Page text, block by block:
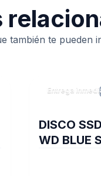
cantidad
también te pueden
Entrega
DISCO
WD BLUE